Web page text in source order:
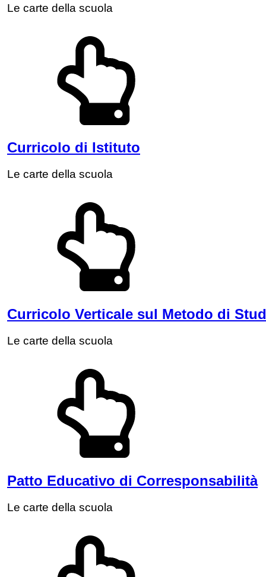
Le carte della scuola
Curricolo di Istituto
Le carte della scuola
Curricolo Verticale sul Metodo di
Le carte della scuola
Patto Educativo di Corresponsabilità
Le carte della scuola